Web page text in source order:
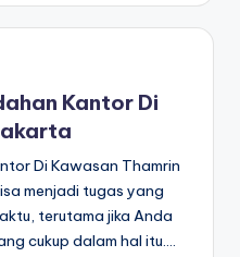
Kantor Di
Di Kawasan Thamrin
menjadi tugas yang
terutama jika Anda
cukup dalam hal itu.…